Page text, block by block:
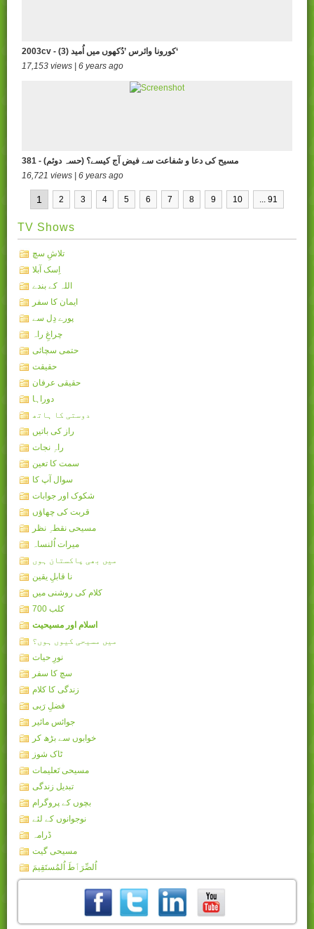
2003cv - (3) کورونا وائرس ’دُکھوں میں اُمید‘
17,153 views | 6 years ago
381 - مسیح کی دعا و شفاعت سے فیض آج کیسے؟ (حسہ دوئم)
16,721 views | 6 years ago
1 2 3 4 5 6 7 8 9 10 ... 91
TV Shows
تلاشِ سچ
اِسک آبلا
اللہ کے بندے
ایمان کا سفر
پورے دِل سے
چراغِ راہ
حتمی سچائی
حقیقت
حقیقی عرفان
دوراہا
دوستی کا ہاتھ
راز کی باتیں
راہِ نجات
سمت کا تعین
سوال آپ کا
شکوک اور جوابات
قربت کی چھاؤں
مسیحی نقطہِ نظر
میرات اُلنساہ
میں بھی پاکستان ہوں
نا قابلِ یقین
کلام کی روشنی میں
کلب 700
اسلام اور مسیحیت
میں مسیحی کیوں ہوں؟
نورِ حیات
سچ کا سفر
زندگی کا کلام
فضلِ رَبی
جوائس مائیر
خوابوں سے بڑھ کر
ٹاک شوز
مسیحی تَعلیمات
تبدیل زندگی
بچوں کے پروگرام
نوجوانوں کے لئے
ڈرامہ
مسیحی گیت
اُلصِّرَٲطَ اُلمُستَقِيمَ